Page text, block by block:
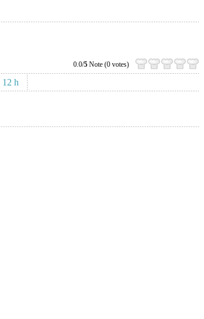
0.0/5 Note (0 votes)
12 h